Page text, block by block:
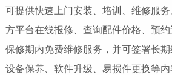
可提供快速上门安装、培训、维修服
方平台在线报修、查询配件价格、预
保修期内免费维修服务，并可签署长
设备保养、软件升级、易损件更换等